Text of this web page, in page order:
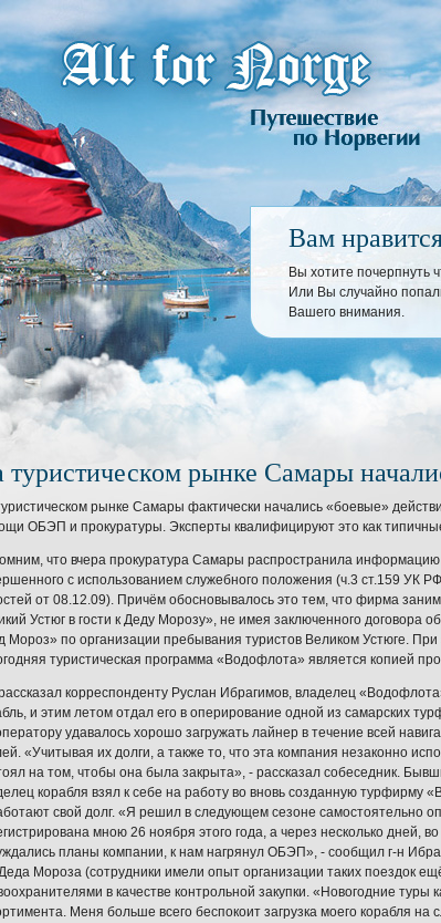
Вам
Вы хотите почерпнуть
Или Вы случайно
Вашего внимания.
туристическом рынке Самары
рынке Самары фактически начались «боевые»
ОБЭП и прокуратуры. Эксперты квалифицируют это как
что вчера прокуратура Самары распространила
с использованием служебного положения (ч.3 ст.159 УК
от 08.12.09). Причём обосновывалось это тем, что фирма
Устюг в гости к Деду Морозу», не имея заключенного договора
Мороз» по организации пребывания туристов Великом Устюге.
туристическая программа «Водофлота» является копией
корреспонденту Руслан Ибрагимов, владелец
и этим летом отдал его в оперирование одной из самарских
удавалось хорошо загружать лайнер в течение всей
«Учитывая их долги, а также то, что эта компания незаконно
на том, чтобы она была закрыта», - рассказал собеседник.
корабля взял к себе на работу во вновь созданную турфирму
свой долг. «Я решил в следующем сезоне самостоятельно
мною 26 ноября этого года, а через несколько дней,
планы компании, к нам нагрянул ОБЭП», - сообщил г-н
Мороза (сотрудники имели опыт организации таких поездок
в качестве контрольной закупки. «Новогодние
Меня больше всего беспокоит загрузка моего корабля